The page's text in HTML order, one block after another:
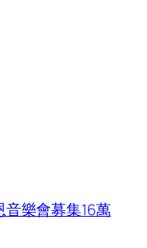
音樂會募集16萬